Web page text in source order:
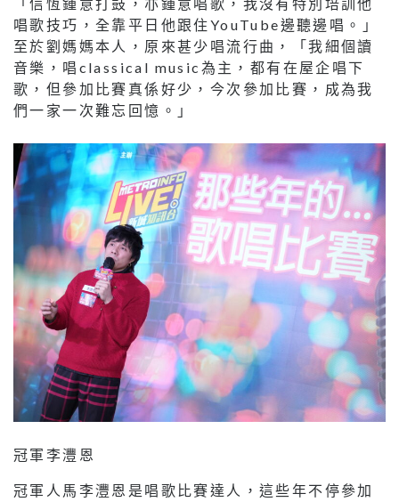
唱歌技巧，全靠平日他跟住YouTube邊聽邊唱。」
至於劉媽媽本人，原來甚少唱流行曲，「我細個讀
音樂，唱classical music為主，都有在屋企唱下
歌，但參加比賽真係好少，今次參加比賽，成為我
們一家一次難忘回憶。」
冠軍李灃恩
冠軍人馬李灃恩是唱歌比賽達人，這些年不停參加